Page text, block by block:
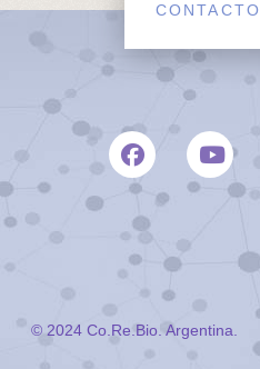
CONTACTO
© 2024 Co.Re.Bio. Argentina.